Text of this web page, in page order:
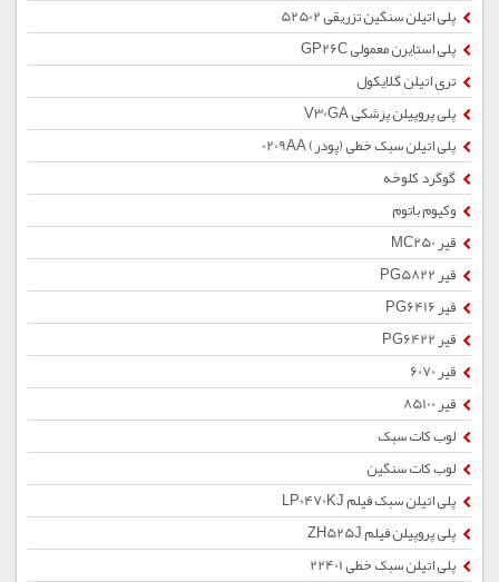
پلی اتیلن سنگین تزریقی 52502
پلی استایرن معمولی GP26C
تری اتیلن گلایکول
پلی پروپیلن پزشکی V30GA
پلی اتیلن سبک خطی (پودر) 0209AA
گوگرد کلوخه
وکیوم باتوم
قیر MC250
قیر PG5822
قیر PG6416
قیر PG6422
قیر 6070
قیر 85100
لوب کات سبک
لوب کات سنگین
پلی اتیلن سبک فیلم LP0470KJ
پلی پروپیلن فیلم ZH525J
پلی اتیلن سبک خطی 22401